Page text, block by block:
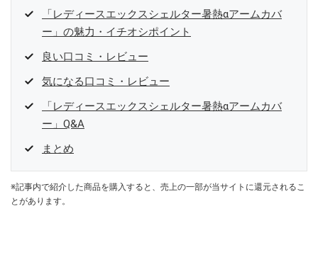
「レディースエックスシェルター暑熱αアームカバ
ー」の魅力・イチオシポイント
良い口コミ・レビュー
気になる口コミ・レビュー
「レディースエックスシェルター暑熱αアームカバ
ー」Q&A
まとめ
※記事内で紹介した商品を購入すると、売上の一部が当サイトに還元されるこ
とがあります。